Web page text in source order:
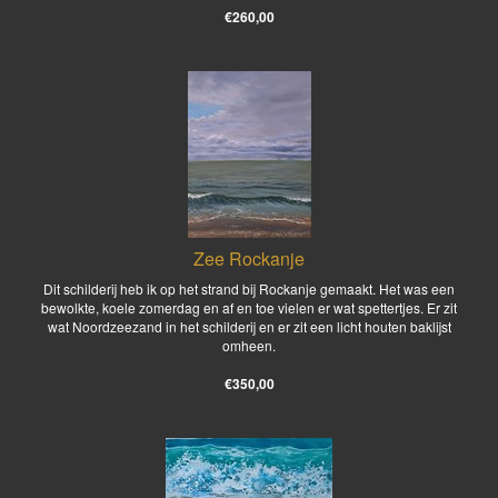
€260,00
Zee Rockanje
Dit schilderij heb ik op het strand bij Rockanje gemaakt. Het was een
bewolkte, koele zomerdag en af en toe vielen er wat spettertjes. Er zit
wat Noordzeezand in het schilderij en er zit een licht houten baklijst
omheen.
€350,00